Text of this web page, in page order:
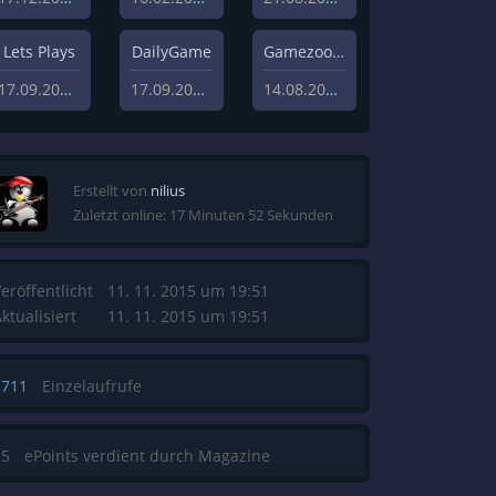
Lets Plays
17.09.2019
DailyGame
17.09.2019
Gamezoom
14.08.2020
Erstellt von nilius
Zuletzt online: 17 Minuten 52 Sekunden
11. 11. 2015 um 19:51
11. 11. 2015 um 19:51
Einzelaufrufe
ePoints verdient durch Magazine